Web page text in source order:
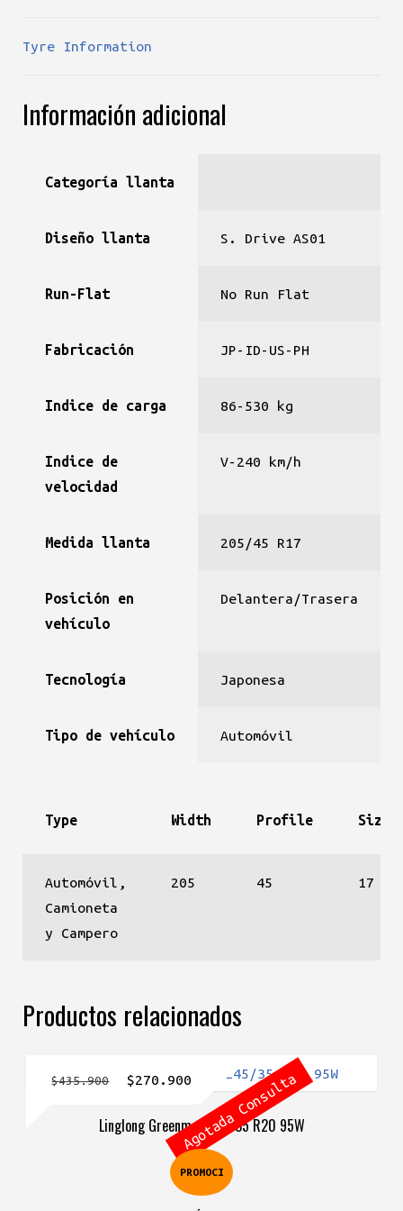
Tyre Information
Información adicional
Categoría llanta
Diseño llanta S. Drive AS01
Run-Flat No Run Flat
Fabricación JP-ID-US-PH
Indice de carga 86-530 kg
Indice de
velocidad
V-240 km/h
Medida llanta 205/45 R17
Posición en
vehículo
Delantera/Trasera
Tecnología Japonesa
Tipo de vehículo Automóvil
Type Width Profile Size
Automóvil,
Camioneta
y Campero
205 45 17
Productos relacionados
Linglong Greenmax 245/35 R20 95W
PROMOCI
$435.900
El
original
$435.900.
$270.900
precio
actual
es:
$270.900.
Agotada Consulta